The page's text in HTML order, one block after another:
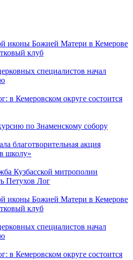
иконы Божией Матери в Кемерове
клуб
специалистов начал
в Кемеровском округе состоится
по Знаменскому собору
благотворительная акция
школу»
Кузбасской митрополии
Петухов Лог
иконы Божией Матери в Кемерове
клуб
специалистов начал
в Кемеровском округе состоится